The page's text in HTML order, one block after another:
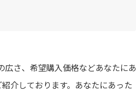
さ、希望購入価格などあなたにあ
介しております。あなたにあった